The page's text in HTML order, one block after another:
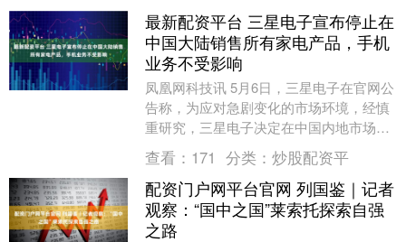
最新配资平台 三星电子宣布停止在
中国大陆销售所有家电产品，手机
业务不受影响
凤凰网科技讯 5月6日，三星电子在官网公
告称，为应对急剧变化的市场环境，经慎
重研究，三星电子决定在中国内地市场停
止销售含电视、显示器在内的所有家电产
品。针对已购....
查看： 171 分类： 炒股配资平
配资门户网平台官网 列国鉴｜记者
观察：“国中之国”莱索托探索自强
之路